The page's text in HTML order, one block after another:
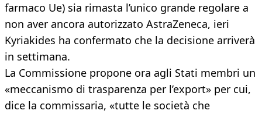
farmaco Ue) sia rimasta l’unico grande regolare a
non aver ancora autorizzato AstraZeneca, ieri
Kyriakides ha confermato che la decisione arriverà
in settimana.
La Commissione propone ora agli Stati membri un
«meccanismo di trasparenza per l’export» per cui,
dice la commissaria, «tutte le società che